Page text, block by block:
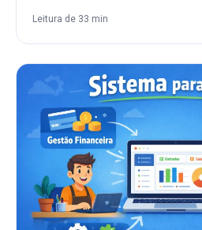
Leitura de 33 min